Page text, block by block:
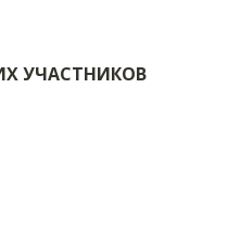
УЧАСТНИКОВ